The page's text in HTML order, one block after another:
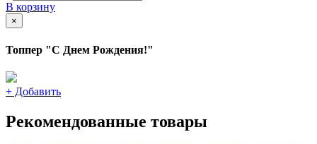
В корзину
×
Топпер "С Днем Рождения!"
+ Добавить
Рекомендованные товары